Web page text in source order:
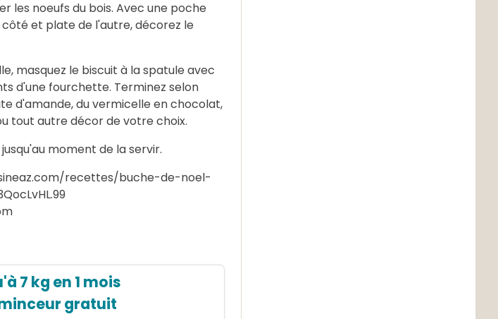
les noeufs du bois. Avec une poche
et plate de l'autre, décorez le
masquez le biscuit à la spatule avec
d'une fourchette. Terminez selon
d'amande, du vermicelle en chocolat,
tout autre décor de votre choix.
moment de la servir.
recettes/buche-de-noel-
7 kg en 1 mois
gratuit